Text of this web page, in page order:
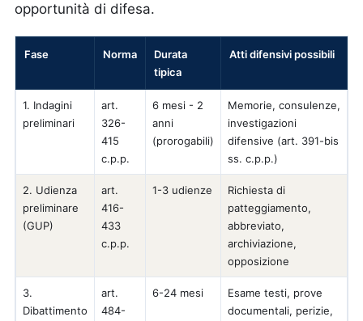
opportunità di difesa.
Fase Norma
Durata
tipica
Atti difensivi possibili
1. Indagini
preliminari
art.
326-
415
c.p.p.
6 mesi - 2
anni
(prorogabili)
Memorie, consulenze,
investigazioni
difensive (art. 391-bis
ss. c.p.p.)
2. Udienza
preliminare
(GUP)
art.
416-
433
c.p.p.
1-3 udienze
Richiesta di
patteggiamento,
abbreviato,
archiviazione,
opposizione
3.
Dibattimento
art.
484-
6-24 mesi
Esame testi, prove
documentali, perizie,